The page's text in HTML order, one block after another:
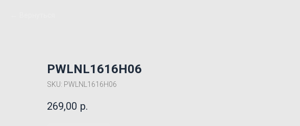
PWLNL1616H06
SKU: PWLNL1616H06
269,00 р.